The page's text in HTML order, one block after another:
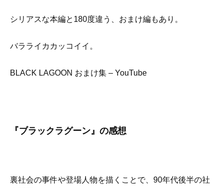
シリアスな本編と180度違う、おまけ編もあり。
バラライカカッコイイ。
BLACK LAGOON おまけ集 – YouTube
『ブラックラグーン』の感想
裏社会の事件や登場人物を描くことで、90年代後半の社